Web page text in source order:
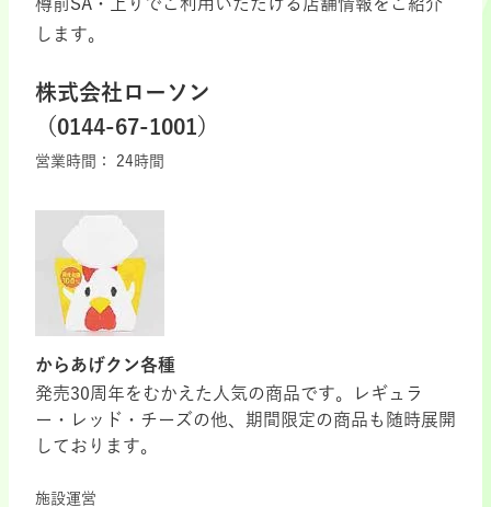
します。
株式会社ローソン
（0144-67-1001）
営業時間： 24時間
からあげクン各種
発売30周年をむかえた人気の商品です。レギュラ
ー・レッド・チーズの他、期間限定の商品も随時展開
しております。
施設運営